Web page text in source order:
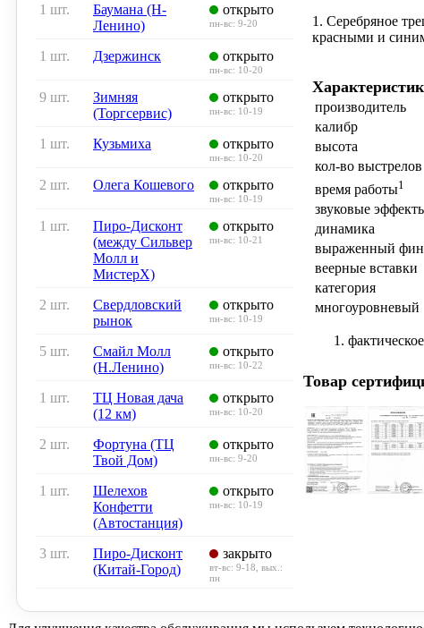
1 шт.
Баумана (Н-
Ленино)
открыто
пн-вс: 9-20
1 шт. Дзержинск открыто
пн-вс: 10-20
9 шт.
Зимняя
(Торгсервис)
открыто
пн-вс: 10-19
1 шт. Кузьмиха открыто
пн-вс: 10-20
2 шт. Олега Кошевого открыто
пн-вс: 10-19
1 шт.
Пиро-Дисконт
(между Сильвер
Молл и
МистерХ)
открыто
пн-вс: 10-21
2 шт.
Свердловский
рынок
открыто
пн-вс: 10-19
5 шт.
Смайл Молл
(Н.Ленино)
открыто
пн-вс: 10-22
1 шт.
ТЦ Новая дача
(12 км)
открыто
пн-вс: 10-20
2 шт.
Фортуна (ТЦ
Твой Дом)
открыто
пн-вс: 9-20
1 шт.
Шелехов
Конфетти
(Автостанция)
открыто
пн-вс: 10-19
3 шт.
Пиро-Дисконт
(Китай-Город)
закрыто
вт-вс: 9-18, вых.:
пн
1. Серебряное
красными и
производитель
калибр
высота
кол-во выстрелов
время работы1
звуковые
динамика
выраженный
веерные вставки
категория
многоуровневый
Товар